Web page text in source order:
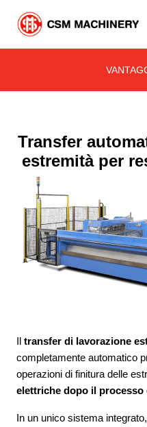
Transfer
estremità per
Il transfer di lavorazione
completamente automatico
operazioni di finitura delle
elettriche dopo il
In un unico sistema